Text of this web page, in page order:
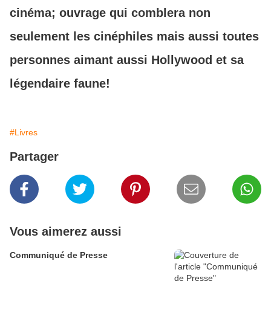
cinéma; ouvrage qui comblera non
seulement les cinéphiles mais aussi toutes
personnes aimant aussi Hollywood et sa
légendaire faune!
#Livres
Partager
Vous aimerez aussi
Communiqué de Presse